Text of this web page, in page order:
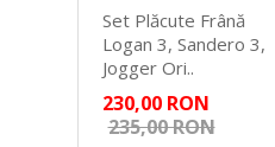
Set Plăcute Frână
Logan 3, Sandero 3,
Jogger Ori..
230,00 RON
235,00 RON